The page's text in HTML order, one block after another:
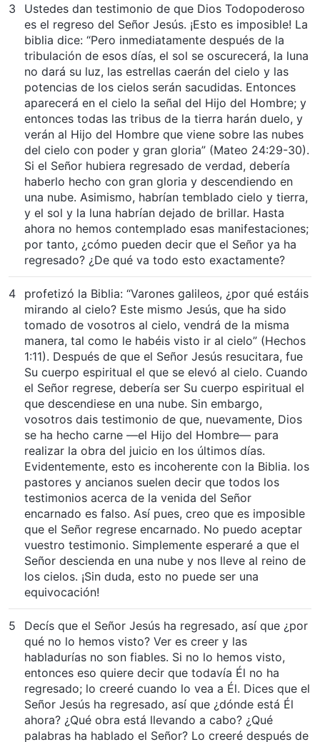
3
Ustedes dan testimonio de que Dios Todopoderoso
es el regreso del Señor Jesús. ¡Esto es imposible! La
biblia dice: “Pero inmediatamente después de la
tribulación de esos días, el sol se oscurecerá, la luna
no dará su luz, las estrellas caerán del cielo y las
potencias de los cielos serán sacudidas. Entonces
aparecerá en el cielo la señal del Hijo del Hombre; y
entonces todas las tribus de la tierra harán duelo, y
verán al Hijo del Hombre que viene sobre las nubes
del cielo con poder y gran gloria” (Mateo 24:29-30).
Si el Señor hubiera regresado de verdad, debería
haberlo hecho con gran gloria y descendiendo en
una nube. Asimismo, habrían temblado cielo y tierra,
y el sol y la luna habrían dejado de brillar. Hasta
ahora no hemos contemplado esas manifestaciones;
por tanto, ¿cómo pueden decir que el Señor ya ha
regresado? ¿De qué va todo esto exactamente?
4
profetizó la Biblia: “Varones galileos, ¿por qué estáis
mirando al cielo? Este mismo Jesús, que ha sido
tomado de vosotros al cielo, vendrá de la misma
manera, tal como le habéis visto ir al cielo” (Hechos
1:11). Después de que el Señor Jesús resucitara, fue
Su cuerpo espiritual el que se elevó al cielo. Cuando
el Señor regrese, debería ser Su cuerpo espiritual el
que descendiese en una nube. Sin embargo,
vosotros dais testimonio de que, nuevamente, Dios
se ha hecho carne —el Hijo del Hombre— para
realizar la obra del juicio en los últimos días.
Evidentemente, esto es incoherente con la Biblia. los
pastores y ancianos suelen decir que todos los
testimonios acerca de la venida del Señor
encarnado es falso. Así pues, creo que es imposible
que el Señor regrese encarnado. No puedo aceptar
vuestro testimonio. Simplemente esperaré a que el
Señor descienda en una nube y nos lleve al reino de
los cielos. ¡Sin duda, esto no puede ser una
equivocación!
5
Decís que el Señor Jesús ha regresado, así que ¿por
qué no lo hemos visto? Ver es creer y las
habladurías no son fiables. Si no lo hemos visto,
entonces eso quiere decir que todavía Él no ha
regresado; lo creeré cuando lo vea a Él. Dices que el
Señor Jesús ha regresado, así que ¿dónde está Él
ahora? ¿Qué obra está llevando a cabo? ¿Qué
palabras ha hablado el Señor? Lo creeré después de